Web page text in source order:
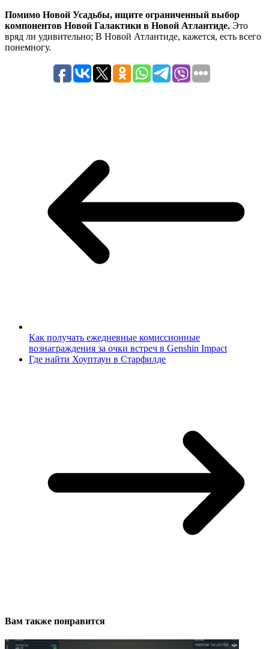
Помимо Новой Усадьбы, ищите ограниченный выбор
компонентов Новой Галактики в Новой Атлантиде. Это
вряд ли удивительно; В Новой Атлантиде, кажется, есть всего
понемногу.
Как получать ежедневные комиссионные
вознаграждения за очки встреч в Genshin Impact
Где найти Хоуптаун в Старфилде
Вам также понравится